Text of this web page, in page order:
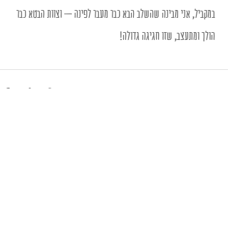
במקביל, אני מבינה שהשלב הבא כבר מעבר לפינה – וצוות הבטא כבר
הולך ומתעצב, שזו חגיגה גדולה!